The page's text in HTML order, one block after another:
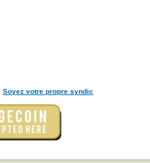
Soyez votre propre syndic